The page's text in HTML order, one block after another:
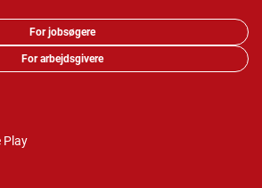
For jobsøgere
For arbejdsgivere